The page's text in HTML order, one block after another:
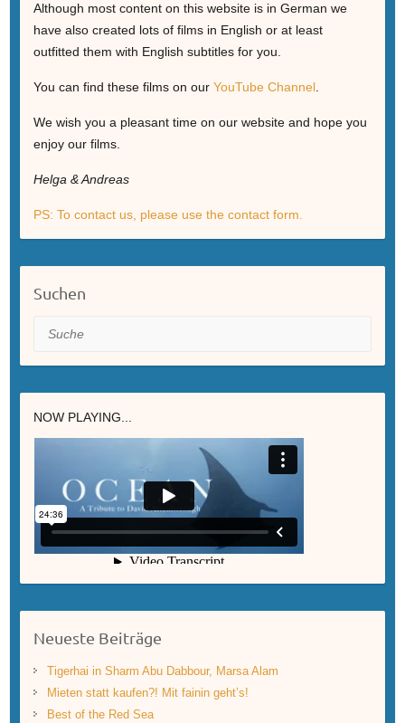
Although most content on this website is in German we
have also created lots of films in English or at least
outfitted them with English subtitles for you.
You can find these films on our YouTube Channel.
We wish you a pleasant time on our website and hope you
enjoy our films.
Helga & Andreas
PS: To contact us, please use the contact form.
Suchen
Suche
NOW PLAYING...
Neueste Beiträge
Tigerhai in Sharm Abu Dabbour, Marsa Alam
Mieten statt kaufen?! Mit fainin geht’s!
Best of the Red Sea